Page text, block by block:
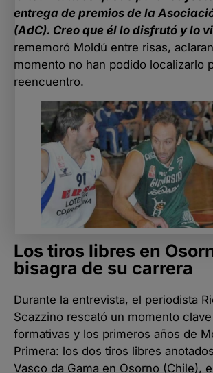
entrega de premios de la
(AdC). Creo que él lo disfrutó y lo
rememoró Moldú entre risas,
momento no han podido localizarlo
reencuentro.
Los tiros libres en
bisagra de su carrera
Durante la entrevista, el periodista
Scazzino rescató un momento
formativas y los primeros años de
Primera: los dos tiros libres
Vasco da Gama en Osorno (Chile),